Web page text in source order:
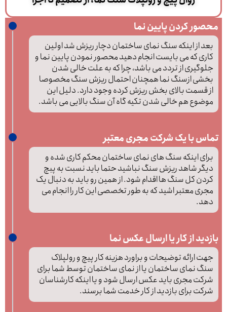
محصور کردن پایین نما
بعد از اینکه سنگ نمای ساختمان دچار ریزش شد اولین
کاری که می بایست انجام دهید محصور نمودن پایین نما و
جلوگیری از تردد می باشد، چرا که به علت خالی شدن
بخشی ازسنگ نما همچنان احتمال ریزش سنگ مخصوصا
از قسمت بالای بخش ریزش کرده وجود دارد. دلیل این
موضوع هم خالی شدن تکیه گاه آن سنگ بالایی می باشد.
تماس با یک شرکت مجری معتبر
برای اینکه سنگ های نمای ساختمان محکم کاری شده و
دیگر شاهد ریزش سنگ نباشید حتما باید نسبت به پبچ
کردن کل سنگ ها اقدام شود. از همین رو باید به دنبال یک
مجری معتبر اشید که به طور تخصصی این کار را انجام می
دهد.
بازدید از کار یا ارسال عکس نما
جهت ارائه توضیحات و براورد هزینه کار پیچ و رولپلاک
سنگ نمای ساختمان یا از نمای ساختمان توسط شما برای
شرکت مجری باید عکس ارسال شود و یا اینکه کارشناسان
شرکت برای بازدید از کار خدمت شما برسند.